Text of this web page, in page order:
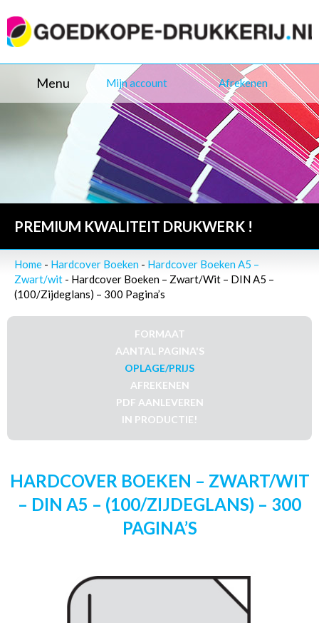
Menu Mijn account Afrekenen
PREMIUM KWALITEIT DRUKWERK !
Home - Hardcover Boeken - Hardcover Boeken A5 –
Zwart/wit - Hardcover Boeken – Zwart/Wit – DIN A5 –
(100/Zijdeglans) – 300 Pagina’s
FORMAAT
AANTAL PAGINA'S
OPLAGE/PRIJS
AFREKENEN
PDF AANLEVEREN
IN PRODUCTIE!
HARDCOVER BOEKEN – ZWART/WIT
– DIN A5 – (100/ZIJDEGLANS) – 300
PAGINA’S